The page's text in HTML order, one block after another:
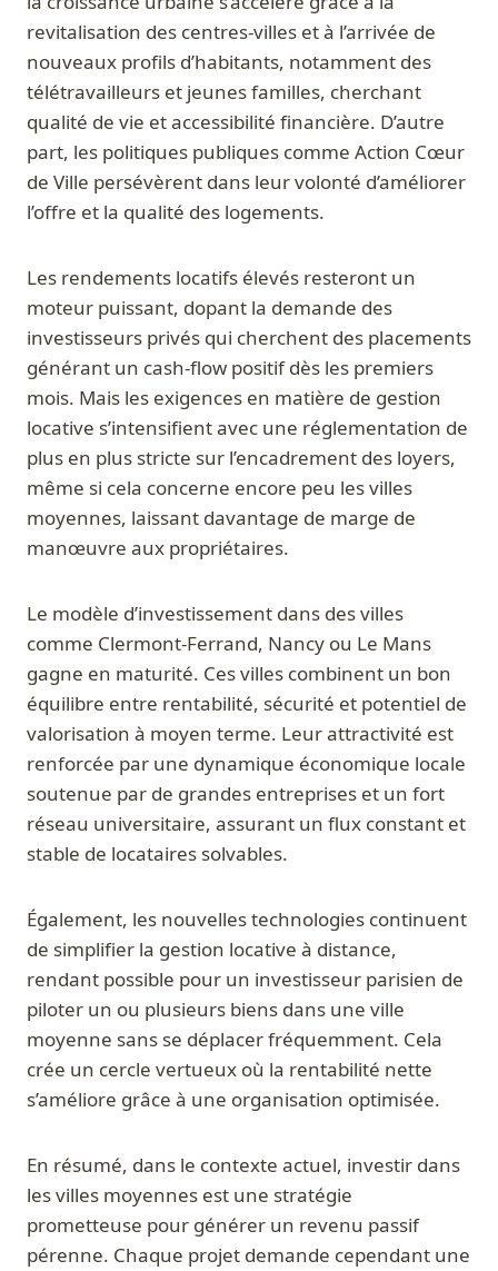
revitalisation des centres-villes et à l’arrivée de
nouveaux profils d’habitants, notamment des
télétravailleurs et jeunes familles, cherchant
qualité de vie et accessibilité financière. D’autre
part, les politiques publiques comme Action Cœur
de Ville persévèrent dans leur volonté d’améliorer
l’offre et la qualité des logements.
Les rendements locatifs élevés resteront un
moteur puissant, dopant la demande des
investisseurs privés qui cherchent des placements
générant un cash-flow positif dès les premiers
mois. Mais les exigences en matière de gestion
locative s’intensifient avec une réglementation de
plus en plus stricte sur l’encadrement des loyers,
même si cela concerne encore peu les villes
moyennes, laissant davantage de marge de
manœuvre aux propriétaires.
Le modèle d’investissement dans des villes
comme Clermont-Ferrand, Nancy ou Le Mans
gagne en maturité. Ces villes combinent un bon
équilibre entre rentabilité, sécurité et potentiel de
valorisation à moyen terme. Leur attractivité est
renforcée par une dynamique économique locale
soutenue par de grandes entreprises et un fort
réseau universitaire, assurant un flux constant et
stable de locataires solvables.
Également, les nouvelles technologies continuent
de simplifier la gestion locative à distance,
rendant possible pour un investisseur parisien de
piloter un ou plusieurs biens dans une ville
moyenne sans se déplacer fréquemment. Cela
crée un cercle vertueux où la rentabilité nette
s’améliore grâce à une organisation optimisée.
En résumé, dans le contexte actuel, investir dans
les villes moyennes est une stratégie
prometteuse pour générer un revenu passif
pérenne. Chaque projet demande cependant une